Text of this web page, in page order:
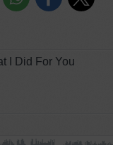
I Did For You